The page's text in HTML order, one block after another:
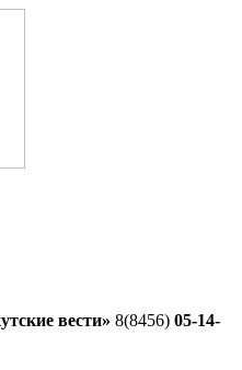
вести» 8(8456) 05-14-